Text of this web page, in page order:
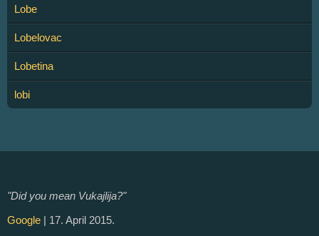
Lobe
Lobelovac
Lobetina
lobi
"Did you mean Vukajlija?"
Google | 17. April 2015.